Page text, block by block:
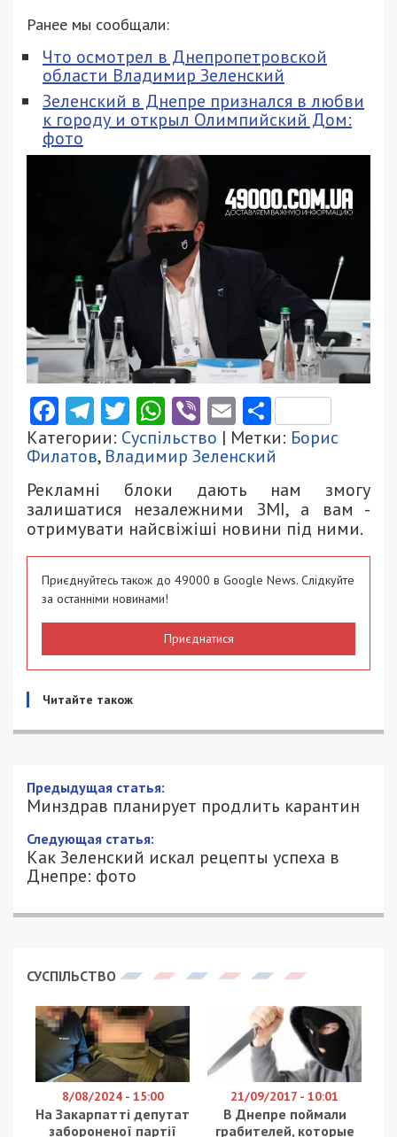
Ранее мы сообщали:
Что осмотрел в Днепропетровской
области Владимир Зеленский
Зеленский в Днепре признался в любви
к городу и открыл Олимпийский Дом:
фото
Facebook
Telegram
Twitter
WhatsApp
ViberEmail
Категории: Суспільство | Метки: Борис
Филатов, Владимир Зеленский
Рекламні блоки дають нам змогу
залишатися незалежними ЗМІ, а вам -
отримувати найсвіжіші новини під ними.
Приєднуйтесь також до 49000 в Google News. Слідкуйте
за останніми новинами!
Приєднатися
Читайте також
Минздрав планирует продлить
карантин
9/06/2021 - 14:38
АЛЕКСЕЙ ВАЛЕНКО - СПЕЦИАЛЬНО
ДЛЯ 49000.COM.UA
продлен до конца лета, несмотря на то, что вся
По словам главы Минздрава, ограничений станет
меньше. Например, упростят пересечение
границы по возвращению из отпуска, полноценно
разрешат работу спортзалов. Но, если ситуация
будет ухудшаться – карантин усилят вновь.